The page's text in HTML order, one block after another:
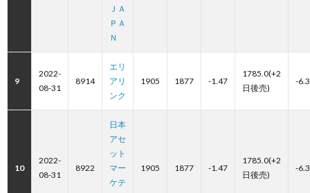
ＪＡ
ＰＡ
Ｎ
9
2022-
08-31
8914
エリ
アリ
ンク
1905 1877 -1.47
1785.0(+2
日後売)
-
10
2022-
08-31
8922
日本
アセ
ット
マー
ケテ
1905 1877 -1.47
1785.0(+2
日後売)
-